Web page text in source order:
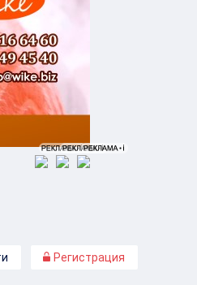
Регистрация